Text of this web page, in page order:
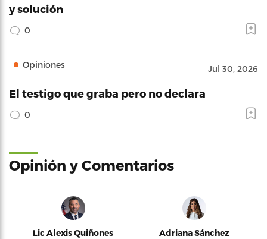
y solución
0
Opiniones Jul 30, 2026
El testigo que graba pero no declara
0
Opinión y Comentarios
Lic Alexis Quiñones Adriana Sánchez